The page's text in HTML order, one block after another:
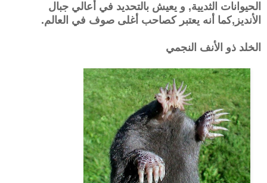
الحيوانات الثديية, و يعيش بالتحديد في أعالي جبال
الأنديز,كما أنه يعتبر كصاحب أغلى صوف في العالم.
الخلد ذو الأنف النجمي